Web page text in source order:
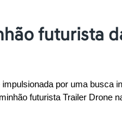
futurista
impulsionada por uma busca
futurista Trailer Drone